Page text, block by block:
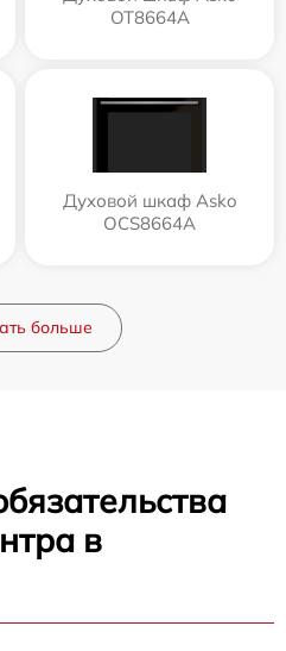
OT8664A
Духовой шкаф Asko
OCS8664A
больше
в